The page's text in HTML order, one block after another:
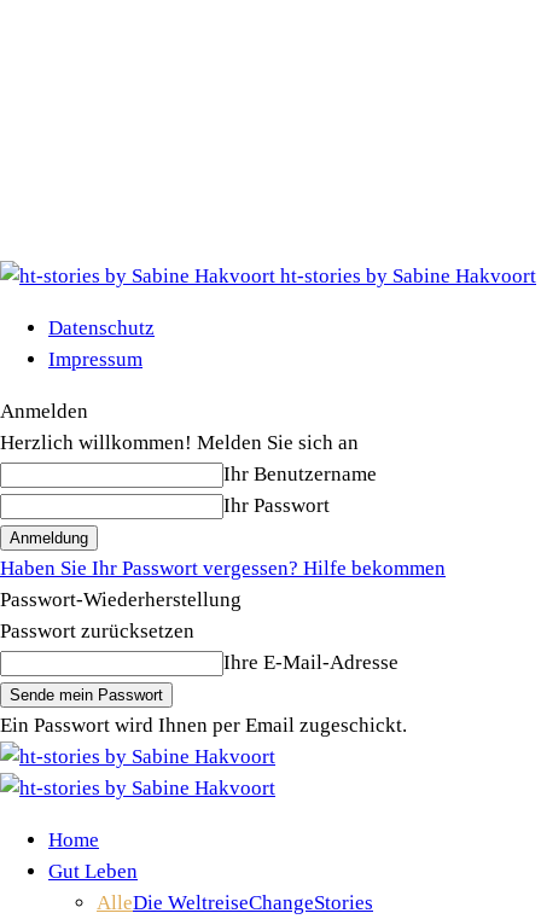
ht-stories by Sabine Hakvoort
Datenschutz
Impressum
Anmelden
Herzlich willkommen! Melden Sie sich an
Ihr Benutzername
Ihr Passwort
Haben Sie Ihr Passwort vergessen? Hilfe bekommen
Passwort-Wiederherstellung
Passwort zurücksetzen
Ihre E-Mail-Adresse
Ein Passwort wird Ihnen per Email zugeschickt.
Home
Gut Leben
AlleDie WeltreiseChangeStories